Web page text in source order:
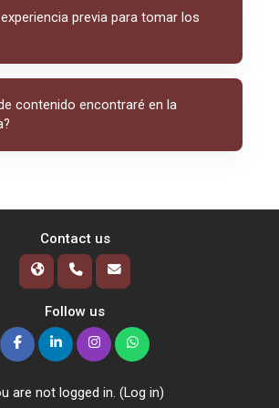
previa para tomar los
contenido encontraré en la
Contact us
Follow us
are not logged in. (Log in)